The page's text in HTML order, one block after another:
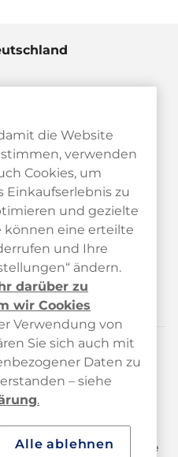
uns!
Mi/Do: 10–19 Uhr (Pause
uns
die Website
verwenden
Cookies, um
Einkaufserlebnis zu
und gezielte
können eine erteilte
und Ihre
ändern.
darüber zu
wir Cookies
Verwendung von
Sie sich auch mit
Daten zu
– siehe
.
Alle ablehnen